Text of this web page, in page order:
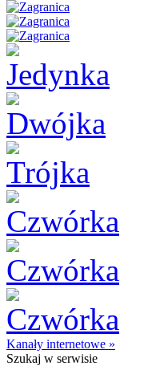
Kanały internetowe »
Szukaj w serwisie